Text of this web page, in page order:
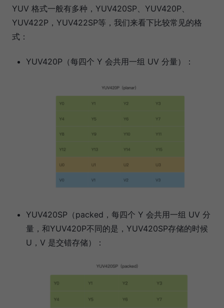
YUV 格式一般有多种，YUV420SP、YUV420P、
YUV422P，YUV422SP等，我们来看下比较常见的格
式：
YUV420P（每四个 Y 会共用一组 UV 分量）：
YUV420SP（packed，每四个 Y 会共用一组 UV 分
量，和YUV420P不同的是，YUV420SP存储的时候
U，V 是交错存储）：